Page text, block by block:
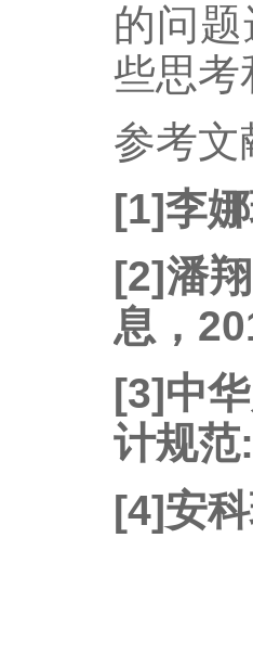
的问
些思考
参考文
[1]李
[2]潘
息，
[3]中
计规
[4]安